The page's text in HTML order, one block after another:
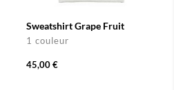
Sweatshirt Grape Fruit
1 couleur
45,00 €